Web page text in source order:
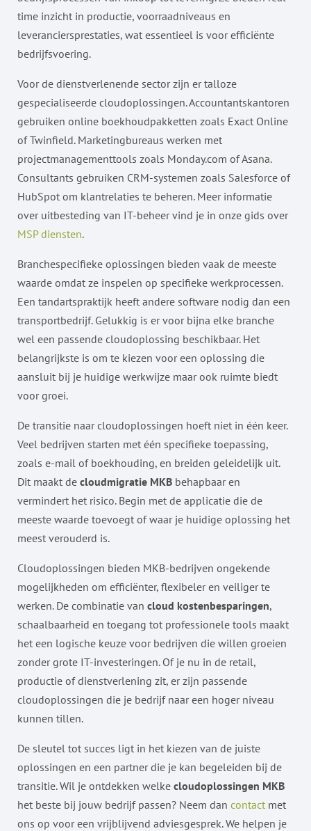
time inzicht in productie, voorraadniveaus en
leveranciersprestaties, wat essentieel is voor efficiënte
bedrijfsvoering.
Voor de dienstverlenende sector zijn er talloze
gespecialiseerde cloudoplossingen. Accountantskantoren
gebruiken online boekhoudpakketten zoals Exact Online
of Twinfield. Marketingbureaus werken met
projectmanagementtools zoals Monday.com of Asana.
Consultants gebruiken CRM-systemen zoals Salesforce of
HubSpot om klantrelaties te beheren. Meer informatie
over uitbesteding van IT-beheer vind je in onze gids over
MSP diensten.
Branchespecifieke oplossingen bieden vaak de meeste
waarde omdat ze inspelen op specifieke werkprocessen.
Een tandartspraktijk heeft andere software nodig dan een
transportbedrijf. Gelukkig is er voor bijna elke branche
wel een passende cloudoplossing beschikbaar. Het
belangrijkste is om te kiezen voor een oplossing die
aansluit bij je huidige werkwijze maar ook ruimte biedt
voor groei.
De transitie naar cloudoplossingen hoeft niet in één keer.
Veel bedrijven starten met één specifieke toepassing,
zoals e-mail of boekhouding, en breiden geleidelijk uit.
Dit maakt de cloudmigratie MKB behapbaar en
vermindert het risico. Begin met de applicatie die de
meeste waarde toevoegt of waar je huidige oplossing het
meest verouderd is.
Cloudoplossingen bieden MKB-bedrijven ongekende
mogelijkheden om efficiënter, flexibeler en veiliger te
werken. De combinatie van cloud kostenbesparingen,
schaalbaarheid en toegang tot professionele tools maakt
het een logische keuze voor bedrijven die willen groeien
zonder grote IT-investeringen. Of je nu in de retail,
productie of dienstverlening zit, er zijn passende
cloudoplossingen die je bedrijf naar een hoger niveau
kunnen tillen.
De sleutel tot succes ligt in het kiezen van de juiste
oplossingen en een partner die je kan begeleiden bij de
transitie. Wil je ontdekken welke cloudoplossingen MKB
het beste bij jouw bedrijf passen? Neem dan contact met
ons op voor een vrijblijvend adviesgesprek. We helpen je